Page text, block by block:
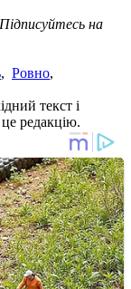
на
, Ровно,
текст і
редакцію.